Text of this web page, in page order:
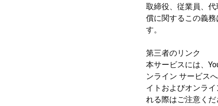
取締役、従業員、
償に関するこの義
す。
第三者のリンク
本サービスには、
ンライン サービス
イトおよびオンラ
れる際はご注意く